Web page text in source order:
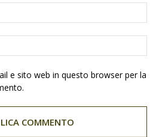
e sito web in questo browser per la